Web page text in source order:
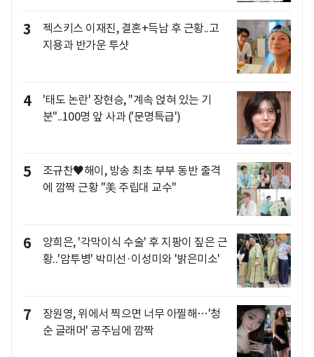
3
젝스키스 이재진, 결혼+득남 후 근황..고
지용과 반가운 투샷
4
'태도 논란' 장현승, "계속 얹혀 있는 기
분"..100명 앞 사과 ('문명특급')
5
조규찬♥해이, 방송 최초 부부 동반 출격
에 깜짝 근황 "美 주립대 교수"
6
양희은, '각막이식 수술' 후 지팡이 짚은 근
황..'암투병' 박미선·이성미와 '밝은미소'
7
장원영, 위에서 찍으면 너무 아찔해…'청
순 글래머' 공주님에 깜짝